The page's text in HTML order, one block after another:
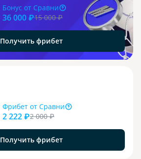
Бонус от Сравни
36 000 ₽15 000₽
Получить фрибет
Фрибет от Сравни
2 222 ₽2 000₽
Получить фрибет